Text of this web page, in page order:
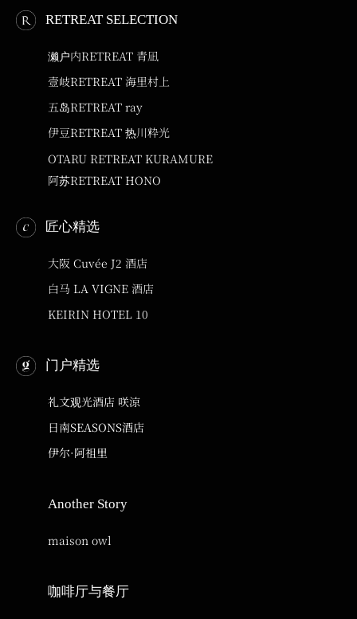
RETREAT SELECTION
濑户内RETREAT 青凪
壹岐RETREAT 海里村上
五岛RETREAT ray
伊豆RETREAT 热川粋光
OTARU RETREAT KURAMURE
阿苏RETREAT HONO
匠心精选
大阪 Cuvée J2 酒店
白马 LA VIGNE 酒店
KEIRIN HOTEL 10
门户精选
礼文观光酒店 咲涼
日南SEASONS酒店
伊尔·阿祖里
Another Story
maison owl
咖啡厅与餐厅